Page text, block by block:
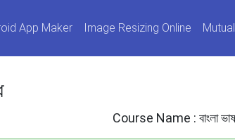
App Maker Image Resizing Online
Course Name : বাংলা